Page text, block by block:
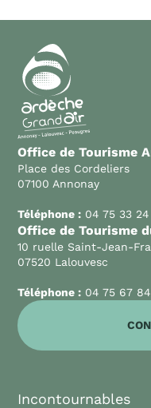
Office de Tourisme
Place des Cordeliers
07100 Annonay
Téléphone : 04 75 33 24
Office de Tourisme
10 ruelle Saint-Jean-
07520 Lalouvesc
Téléphone : 04 75 67
Incontournables